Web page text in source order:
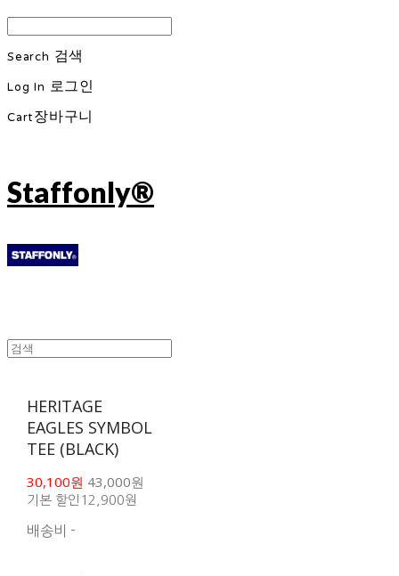
Search 검색
Log In 로그인
Cart장바구니
Staffonly®
HERITAGE
EAGLES SYMBOL
TEE (BLACK)
30,100원 43,000원
기본 할인 12,900원
배송비 -